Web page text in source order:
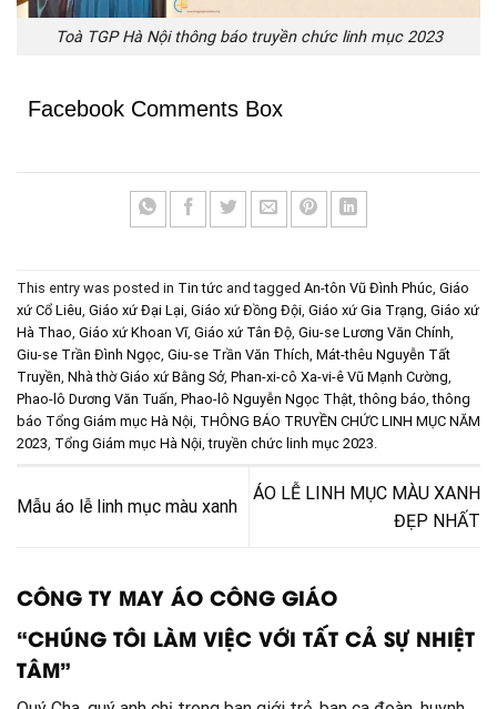
Toà TGP Hà Nội thông báo truyền chức linh mục 2023
Facebook Comments Box
This entry was posted in Tin tức and tagged An-tôn Vũ Đình Phúc Giáo
xứ Cổ Liêu Giáo xứ Đại Lại Giáo xứ Đồng Đội Giáo xứ Gia Trạng Giáo xứ
Hà Thao Giáo xứ Khoan Vĩ, Giáo xứ Tân Độ Giu-se Lương Văn Chính
Giu-se Trần Đình Ngọc Giu-se Trần Văn Thích Mát-thêu Nguyễn Tất
Truyền Nhà thờ Giáo xứ Bằng Sở, Phan-xi-cô Xa-vi-ê Vũ Mạnh Cường
Phao-lô Dương Văn Tuấn Phao-lô Nguyễn Ngọc Thật ,thông báo ,thông
báo Tổng Giám mục Hà Nội THÔNG BÁO TRUYỀN CHỨC LINH MỤC NĂM
2023 Tổng Giám mục Hà Nội ,truyền chức linh mục 2023
Mẫu áo lễ linh mục màu xanh
ÁO LỄ LINH MỤC MÀU XANH
ĐẸP NHẤT
CÔNG TY MAY ÁO CÔNG GIÁO
“CHÚNG TÔI LÀM VIỆC VỚI TẤT CẢ SỰ NHIỆT
TÂM”